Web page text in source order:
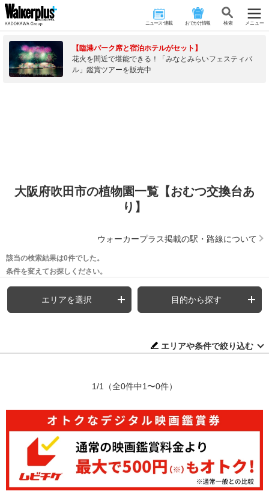
ニュース･連載 おでかけ情報 検 索 メニュー
【臨港パーク席と宿泊ホテルがセット】
花火を間近で堪能できる！「みなとみらいフェスティバ
ル」鑑賞ツアーを販売中
大阪府吹田市の植物園一覧【おむつ交換台あ
り】
ウォーカープラス掲載の駅・路線について
該当の検索結果は0件でした。
条件を変えてお探しください。
エリアを選択 目的から探す
エリアや条件で絞り込む
1/1 （全0件中1〜0件）